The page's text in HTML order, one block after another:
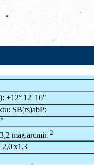
+12° 12' 16"
SB(rs)abP:
mag.arcmin-2
2,0'x1,3'